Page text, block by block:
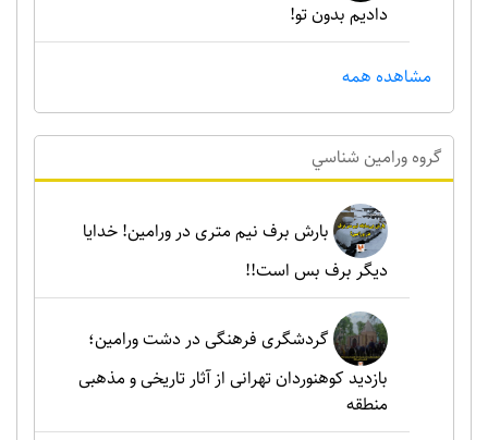
دادیم بدون تو!
مشاهده همه
گروه ورامين شناسي
بارش برف نیم متری در ورامین! خدایا
دیگر برف بس است!!
گردشگری فرهنگی در دشت ورامین؛
بازدید کوهنوردان تهرانی از آثار تاریخی و مذهبی
منطقه